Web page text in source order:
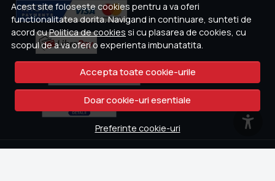
Acest site foloseste cookies pentru a va oferi
functionalitatea dorita. Navigand in continuare, sunteti de
acord cuPolitica de cookies si cu plasarea de cookies, cu
scopul de a va oferi o experienta imbunatatita.
Accepta toate cookie-urile
Doar cookie-uri esentiale
Preferinte cookie-uri